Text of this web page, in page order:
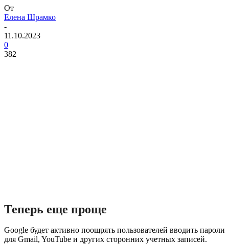
От
Елена Шрамко
-
11.10.2023
0
382
Теперь еще проще
Google будет активно поощрять пользователей вводить пароли
для Gmail, YouTube и других сторонних учетных записей.